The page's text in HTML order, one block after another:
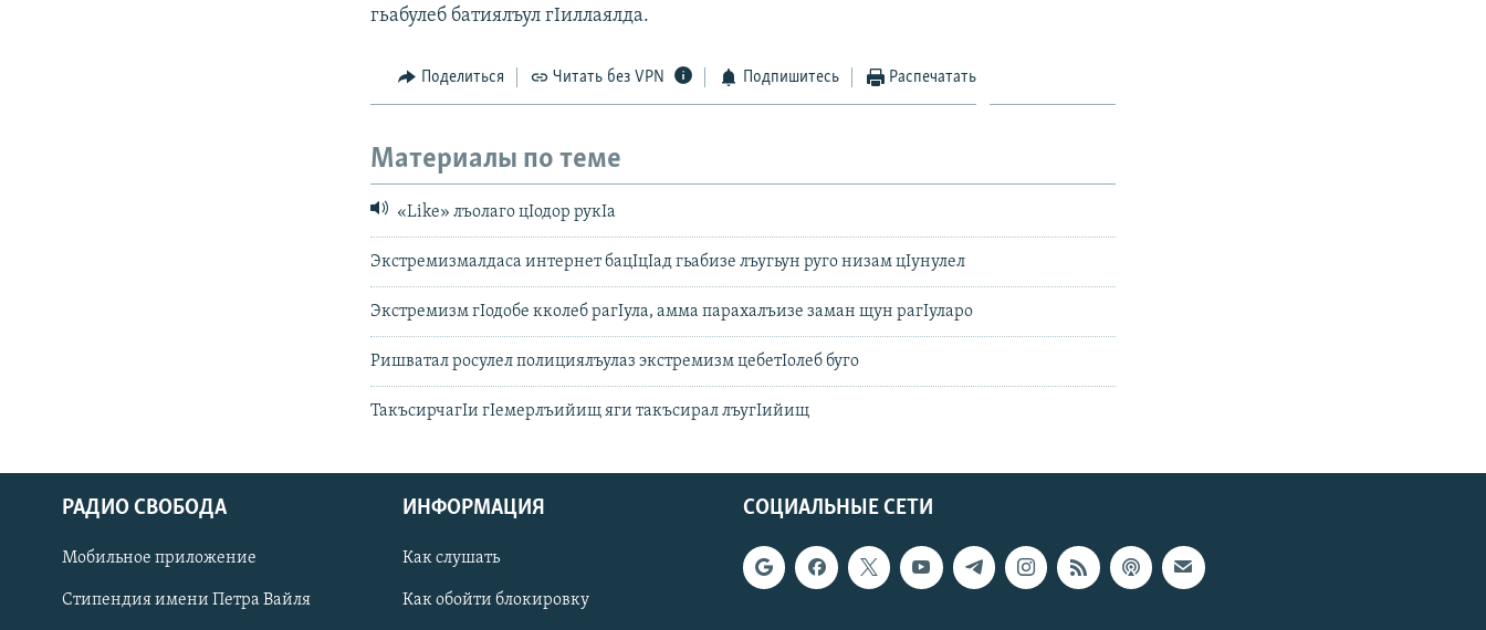
СОЦИАЛЬНЫЕ СЕТИ
гьабулеб батиялъул гIиллаялда.
Поделиться Читать без VPN Подпишитесь Распечатать
Материалы по теме
«Like» лъолаго цIодор рукIа
Экстремизмалдаса интернет бацIцIад гьабизе лъугьун руго низам цIунулел
Экстремизм гIодобе кколеб рагIула, амма парахалъизе замaн щун рагIуларо
Ришватал росулел полициялъулаз экстремизм цебетIолеб буго
ТакъсирчагIи гIемерлъийищ яги такъсирал лъугIийищ
СОЦИАЛЬНЫЕ СЕТИ
РАДИО СВОБОДА
Мобильное приложение
Стипендия имени Петра Вайля
ИНФОРМАЦИЯ
Как слушать
Как обойти блокировку